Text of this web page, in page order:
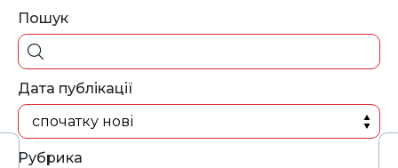
Пошук
Дата публікації
спочатку нові
Рубрика